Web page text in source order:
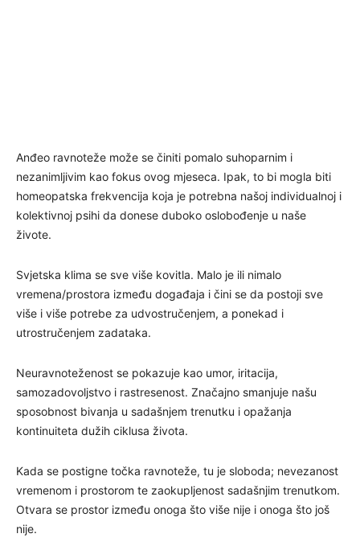
Anđeo ravnoteže može se činiti pomalo suhoparnim i
nezanimljivim kao fokus ovog mjeseca. Ipak, to bi mogla biti
homeopatska frekvencija koja je potrebna našoj individualnoj i
kolektivnoj psihi da donese duboko oslobođenje u naše
živote.
Svjetska klima se sve više kovitla. Malo je ili nimalo
vremena/prostora između događaja i čini se da postoji sve
više i više potrebe za udvostručenjem, a ponekad i
utrostručenjem zadataka.
Neuravnoteženost se pokazuje kao umor, iritacija,
samozadovoljstvo i rastresenost. Značajno smanjuje našu
sposobnost bivanja u sadašnjem trenutku i opažanja
kontinuiteta dužih ciklusa života.
Kada se postigne točka ravnoteže, tu je sloboda; nevezanost
vremenom i prostorom te zaokupljenost sadašnjim trenutkom.
Otvara se prostor između onoga što više nije i onoga što još
nije.